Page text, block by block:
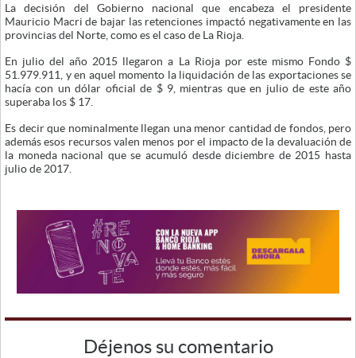
La decisión del Gobierno nacional que encabeza el presidente
Mauricio Macri de bajar las retenciones impactó negativamente en las
provincias del Norte, como es el caso de La Rioja.
En julio del año 2015 llegaron a La Rioja por este mismo Fondo $
51.979.911, y en aquel momento la liquidación de las exportaciones se
hacía con un dólar oficial de $ 9, mientras que en julio de este año
superaba los $ 17.
Es decir que nominalmente llegan una menor cantidad de fondos, pero
además esos recursos valen menos por el impacto de la devaluación de
la moneda nacional que se acumuló desde diciembre de 2015 hasta
julio de 2017.
Déjenos su comentario